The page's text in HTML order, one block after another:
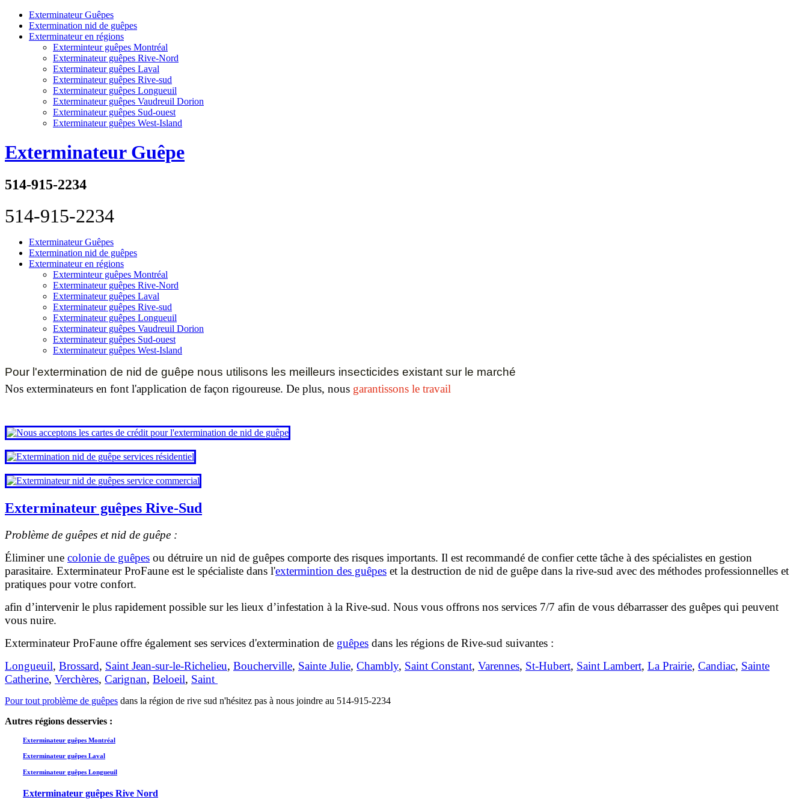
Exterminateur Guêpes
Extermination nid de guêpes
Exterminateur en régions
Exterminteur guêpes Montréal
Exterminateur guêpes Rive-Nord
Exterminateur guêpes Laval
Exterminateur guêpes Rive-sud
Exterminateur guêpes Longueuil
Exterminateur guêpes Vaudreuil Dorion
Exterminateur guêpes Sud-ouest
Exterminateur guêpes West-Island
Exterminateur Guêpe
514-915-2234
514-915-2234
Exterminateur Guêpes
Extermination nid de guêpes
Exterminateur en régions
Exterminteur guêpes Montréal
Exterminateur guêpes Rive-Nord
Exterminateur guêpes Laval
Exterminateur guêpes Rive-sud
Exterminateur guêpes Longueuil
Exterminateur guêpes Vaudreuil Dorion
Exterminateur guêpes Sud-ouest
Exterminateur guêpes West-Island
Pour l'extermination de nid de guêpe nous utilisons les meilleurs insecticides existant sur le marché
Nos exterminateurs en font l'application de façon rigoureuse. De plus, nous garantissons le travail
Exterminateur guêpes Rive-Sud
Problème de guêpes et nid de guêpe :
Éliminer une colonie de guêpes ou détruire un nid de guêpes comporte des risques importants. Il est recommandé de confier cette tâche à des spécialistes en gestion
parasitaire. Exterminateur ProFaune est le spécialiste dans l'extermintion des guêpes et la destruction de nid de guêpe dans la rive-sud avec des méthodes professionnelles et
pratiques pour votre confort.
afin d’intervenir le plus rapidement possible sur les lieux d’infestation à la Rive-sud. Nous vous offrons nos services 7/7 afin de vous débarrasser des guêpes qui peuvent
vous nuire.
Exterminateur ProFaune offre également ses services d'extermination de guêpes dans les régions de Rive-sud suivantes :
Longueuil, Brossard, Saint Jean-sur-le-Richelieu, Boucherville, Sainte Julie, Chambly, Saint Constant, Varennes, St-Hubert, Saint Lambert, La Prairie, Candiac, Sainte
Catherine, Verchères, Carignan, Beloeil, Saint
Pour tout problème de guêpes dans la région de rive sud n'hésitez pas à nous joindre au 514-915-2234
Autres régions desservies :
Exterminateur guêpes Montréal
Exterminateur guêpes Laval
Exterminateur guêpes Longueuil
Exterminateur guêpes Rive Nord